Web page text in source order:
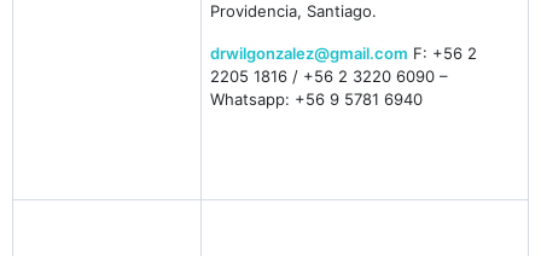
Providencia, Santiago.
drwilgonzalez@gmail.com F: +56 2
2205 1816 / +56 2 3220 6090 –
Whatsapp: +56 9 5781 6940